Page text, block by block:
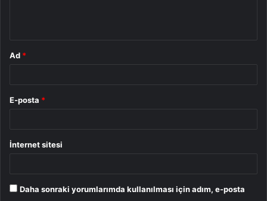
Ad *
E-posta *
İnternet sitesi
Daha sonraki yorumlarımda kullanılması için adım, e-posta